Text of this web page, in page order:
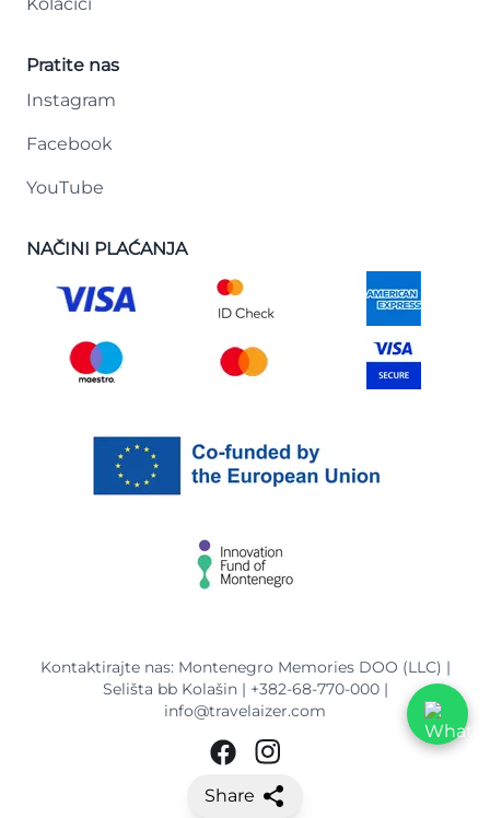
Share
Pratite nas
Instagram
Facebook
YouTube
NAČINI PLAĆANJA
Kontaktirajte nas: Montenegro Memories DOO (LLC) |
Selišta bb Kolašin | +382-68-770-000|
info@travelaizer.com